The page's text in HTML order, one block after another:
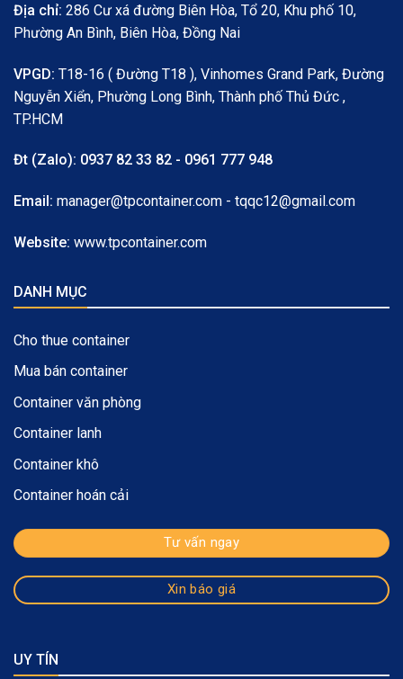
Địa chỉ: 286 Cư xá đường Biên Hòa, Tổ 20, Khu phố 10,
Phường An Bình, Biên Hòa, Đồng Nai
VPGD: T18-16 ( Đường T18 ), Vinhomes Grand Park, Đường
Nguyễn Xiển, Phường Long Bình, Thành phố Thủ Đức ,
TP.HCM
Đt (Zalo): 0937 82 33 82 - 0961 777 948
Email: manager@tpcontainer.com - tqqc12@gmail.com
Website: www.tpcontainer.com
DANH MỤC
Cho thue container
Mua bán container
Container văn phòng
Container lanh
Container khô
Container hoán cải
Tư vấn ngay
Xin báo giá
UY TÍN